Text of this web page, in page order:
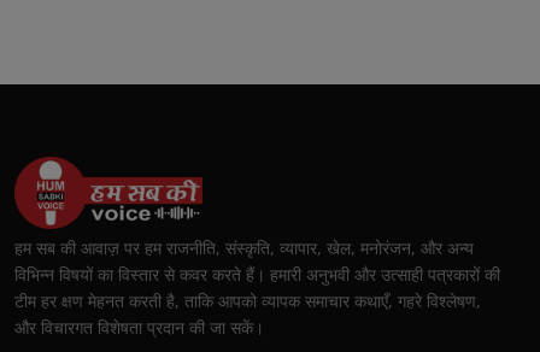
हम सब की आवाज़ पर हम राजनीति, संस्कृति, व्यापार, खेल, मनोरंजन, और अन्य
विभिन्न विषयों का विस्तार से कवर करते हैं। हमारी अनुभवी और उत्साही पत्रकारों की
टीम हर क्षण मेहनत करती है, ताकि आपको व्यापक समाचार कथाएँ, गहरे विश्लेषण,
और विचारगत विशेषता प्रदान की जा सकें।